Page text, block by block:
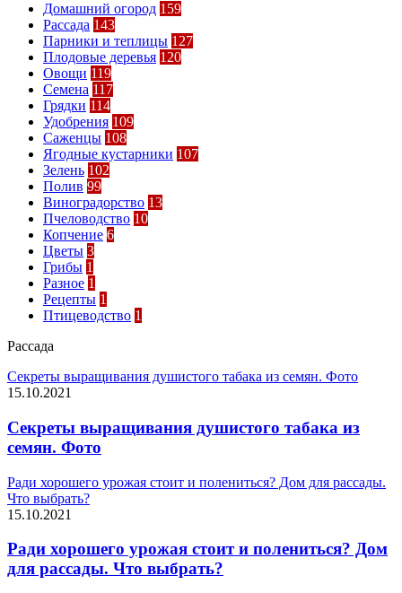
Домашний огород 159
Рассада 143
Парники и теплицы 127
Плодовые деревья 120
Овощи 119
Семена 117
Грядки 114
Удобрения 109
Саженцы 108
Ягодные кустарники 107
Зелень 102
Полив 99
Виноградорство 13
Пчеловодство 10
Копчение 6
Цветы 3
Грибы 1
Разное 1
Рецепты 1
Птицеводство 1
Рассада
Секреты выращивания душистого табака из семян. Фото
15.10.2021
Секреты выращивания душистого табака из
семян. Фото
Ради хорошего урожая стоит и полениться? Дом для рассады.
Что выбрать?
15.10.2021
Ради хорошего урожая стоит и полениться? Дом
для рассады. Что выбрать?